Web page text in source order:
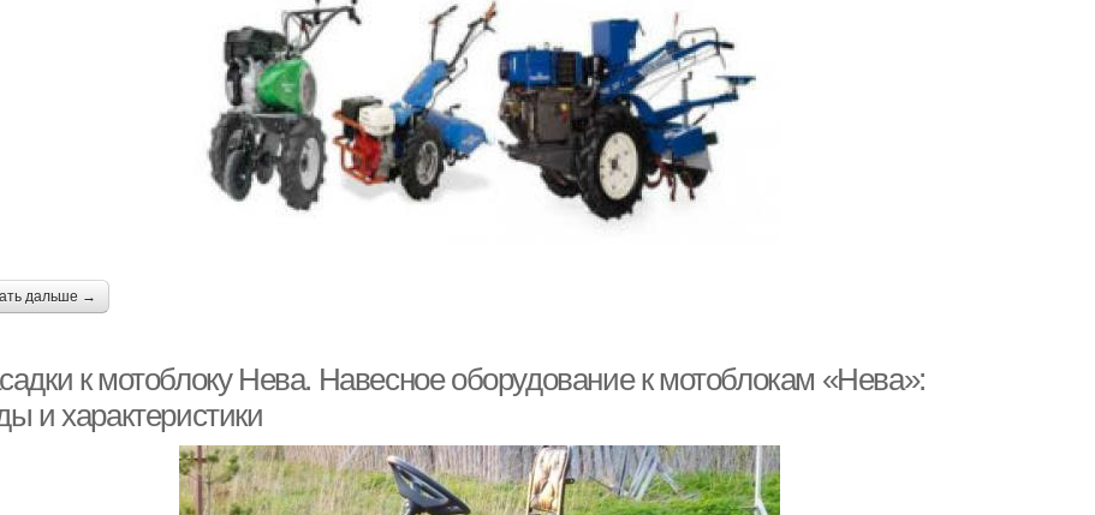
дальше →
к мотоблоку Нева. Навесное оборудование к мотоблокам «Нева»:
и характеристики